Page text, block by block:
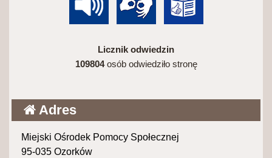
Licznik odwiedzin
109804osób odwiedziło stronę
Adres
Miejski Ośrodek Pomocy Społecznej
95-035 Ozorków